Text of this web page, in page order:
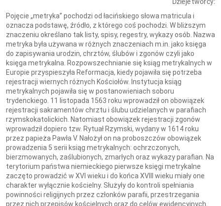
Pojęcie „metryka” pochodzi od łacińskiego słowa matricula i
oznacza podstawę, źródło, z którego coś pochodzi. W bliższym
znaczeniu określano tak listy, spisy, regestry, wykazy osób. Nazwa
metryka była używana w różnych znaczeniach m.in. jako księga
do zapisywania urodzin, chrztów, ślubów i zgonów czyli jako
księga metrykalna. Rozpowszechnianie się ksiąg metrykalnych w
Europie przyspieszyła Reformacja, kiedy pojawiła się potrzeba
rejestracji wiernych różnych Kościołów. Instytucja ksiąg
metrykalnych pojawiła się w postanowieniach soboru
trydenckiego. 11 listopada 1563 roku wprowadził on obowiązek
rejestracji sakramentów chrztu i ślubu udzielanych w parafiach
rzymskokatolickich. Natomiast obowiązek rejestracji zgonów
wprowadził dopiero tzw. Rytuał Rzymski, wydany w 1614 roku
przez papieża Pawła V. Nałożył on na proboszczów obowiązek
prowadzenia 5 serii ksiąg metrykalnych: ochrzczonych,
bierzmowanych, zaślubionych, zmarłych oraz wykazy parafian. Na
terytorium państwa niemieckiego pierwsze księgi metrykalne
zaczęto prowadzić w XVI wieku i do końca XVIII wieku miały one
charakter wyłącznie kościelny. Służyły do kontroli spełniania
powinności religijnych przez członków parafii, przestrzegania
przez nich przepisów kościelnych oraz do celów ewidencyjnych.